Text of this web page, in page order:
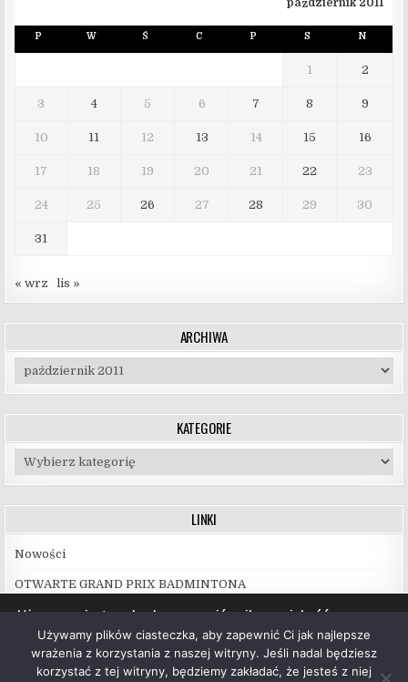
październik 2011
P W Ś C P S N
1 2
3 4 5 6 7 8 9
10 11 12 13 14 15 16
17 18 19 20 21 22 23
24 25 26 27 28 29 30
31
« wrz lis »
ARCHIWA
Archiwa
KATEGORIE
Kategorie
LINKI
Nowości
OTWARTE GRAND PRIX BADMINTONA
Używamy ciasteczek, aby zapewnić najlepszą jakość
korzystania z naszej witryny.
Więcej informacji na temat plików ciasteczka, których
używamy, oraz możliwości ich wyłączenia znajdziesz w
Używamy plików ciasteczka, aby zapewnić Ci jak najlepsze
wrażenia z korzystania z naszej witryny. Jeśli nadal będziesz
korzystać z tej witryny, będziemy zakładać, że jesteś z niej